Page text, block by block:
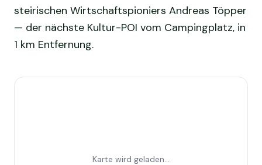
steirischen Wirtschaftspioniers Andreas Töpper
— der nächste Kultur-POI vom Campingplatz, in
1 km Entfernung.
Karte wird geladen...